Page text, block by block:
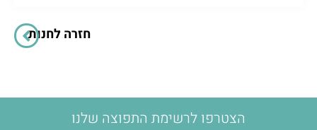
חזרה לחנות
הצטרפו לרשימת התפוצה שלנו